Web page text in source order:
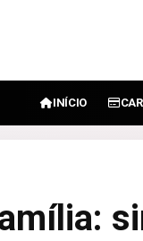
INÍCIO